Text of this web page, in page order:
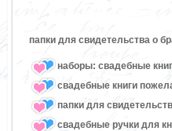
папки для свидетельства о
наборы: свадебные
свадебные книги
папки для
свадебные ручки для